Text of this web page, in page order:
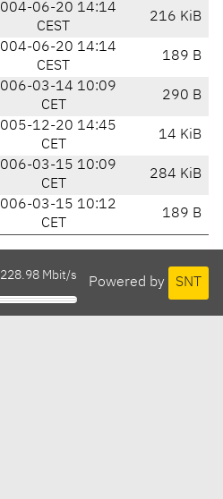
06-20 14:14
CEST
216 KiB
06-20 14:14
CEST
189 B
03-14 10:09
CET
290 B
12-20 14:45
CET
14 KiB
03-15 10:09
CET
284 KiB
03-15 10:12
CET
189 B
Powered by SNT
Mbit/s